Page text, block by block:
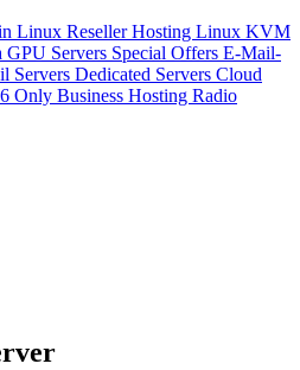
Linux Reseller Hosting Linux KVM
GPU Servers Special Offers E-Mail-
Servers Dedicated Servers Cloud
Only Business Hosting Radio